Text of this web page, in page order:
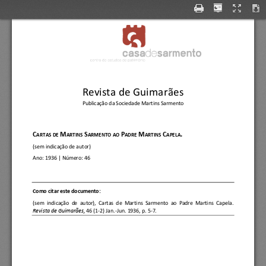
Revista de Guimarães
Publicação da Sociedade Martins Sarmento
C ARTAS DE M ARTIN S S ARMENTO AO PADRE M ARTINS CAPELA
(sem indicação de autor)
Ano: 1936 | Número: 46
(sem  indicação  de  autor)
, Cartas  de  Martin
s  Sarmento  ao  Padre  Martins  Capela.
Revista de Guimarães, 46 (1- 2) Jan.- Jun. 1936, p. 5
-7.
--I
casa sarmento
de
1-.;
I